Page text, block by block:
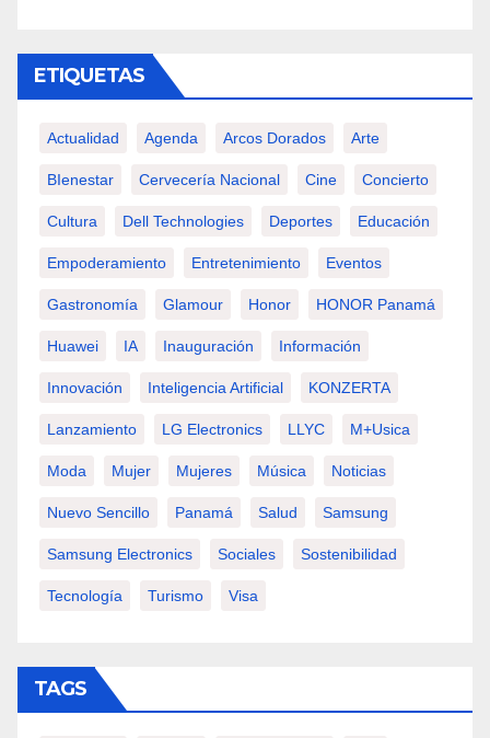
ETIQUETAS
Actualidad Agenda Arcos Dorados Arte
BIenestar Cervecería Nacional Cine Concierto
Cultura Dell Technologies Deportes Educación
Empoderamiento Entretenimiento Eventos
Gastronomía Glamour Honor HONOR Panamá
Huawei IA Inauguración Información
Innovación Inteligencia Artificial KONZERTA
Lanzamiento LG Electronics LLYC M+usica
Moda Mujer Mujeres Música Noticias
Nuevo Sencillo Panamá Salud Samsung
Samsung Electronics Sociales Sostenibilidad
Tecnología Turismo Visa
TAGS